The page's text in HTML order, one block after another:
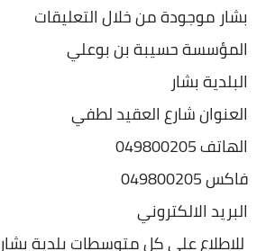
بشار موجودة من خلال التعليقات
المؤسسة حسيبة بن بوعلي
البلدية بشار
العنوان شارع العقيد لطفي
الهاتف 049800205
فاكس 049800205
البريد الالكتروني
للاطلاع على كل متوسطات بلدية